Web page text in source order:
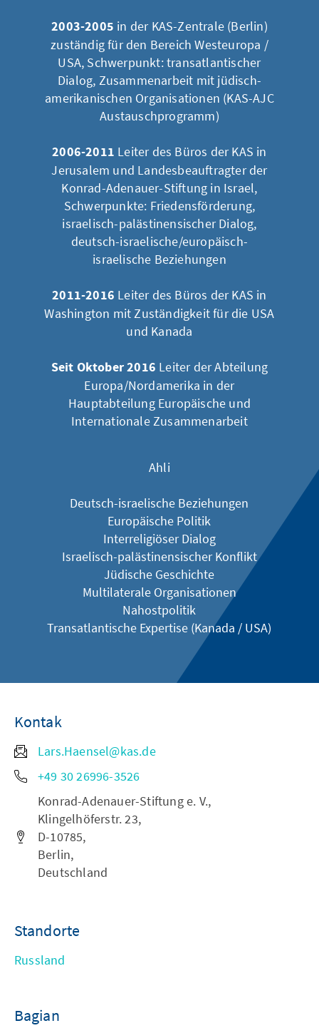
2003-2005 in der KAS-Zentrale (Berlin)
zuständig für den Bereich Westeuropa /
USA, Schwerpunkt: transatlantischer
Dialog, Zusammenarbeit mit jüdisch-
amerikanischen Organisationen (KAS-AJC
Austauschprogramm)
2006-2011 Leiter des Büros der KAS in
Jerusalem und Landesbeauftragter der
Konrad-Adenauer-Stiftung in Israel,
Schwerpunkte: Friedensförderung,
israelisch-palästinensischer Dialog,
deutsch-israelische/europäisch-
israelische Beziehungen
2011-2016 Leiter des Büros der KAS in
Washington mit Zuständigkeit für die USA
und Kanada
Seit Oktober 2016 Leiter der Abteilung
Europa/Nordamerika in der
Hauptabteilung Europäische und
Internationale Zusammenarbeit
Ahli
Deutsch-israelische Beziehungen
Europäische Politik
Interreligiöser Dialog
Israelisch-palästinensischer Konflikt
Jüdische Geschichte
Multilaterale Organisationen
Nahostpolitik
​​​​​Transatlantische Expertise (Kanada / USA)
Kontak
Lars.Haensel@kas.de
+49 30 26996-3526
Konrad-Adenauer-Stiftung e. V.,
Klingelhöferstr. 23,
D-10785,
Berlin,
Deutschland
Standorte
Russland
Bagian